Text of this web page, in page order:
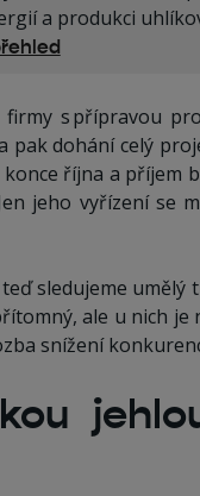
a produkci
s přípravou
pak dohání celý
října a příjem
jeho vyřízení se
sledujeme umělý
ale u nich
snížení